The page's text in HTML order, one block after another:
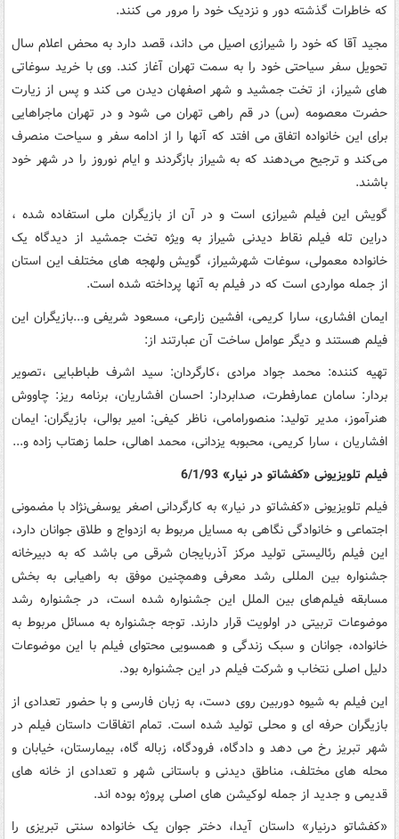
که خاطرات گذشته دور و نزدیک خود را مرور می کنند.
مجید آقا که خود را شیرازی اصیل می داند، قصد دارد به محض اعلام سال
تحویل سفر سیاحتی خود را به سمت تهران آغاز کند. وی با خرید سوغاتی
های شیراز، از تخت جمشید و شهر اصفهان دیدن می کند و پس از زیارت
حضرت معصومه (س) در قم راهی تهران می شود و در تهران ماجراهایی
برای این خانواده اتفاق می افتد که آنها را از ادامه سفر و سیاحت منصرف
می‌کند و ترجیح می‌دهند که به شیراز بازگردند و ایام نوروز را در شهر خود
باشند.
گویش این فیلم شیرازی است و در آن از بازیگران ملی استفاده شده ،
دراین تله فیلم نقاط دیدنی شیراز به ویژه تخت جمشید از دیدگاه یک
خانواده معمولی، سوغات شهرشیراز، گویش ولهجه های مختلف این استان
از جمله مواردی است که در فیلم به آنها پرداخته شده است.
ایمان افشاری، سارا کریمی، افشین زارعی، مسعود شریفی و...بازیگران این
فیلم هستند و دیگر عوامل ساخت آن عبارتند از:
تهیه کننده: محمد جواد مرادی ،کارگردان: سید اشرف طباطبایی ،تصویر
بردار: سامان عمارفطرت، صدابردار: احسان افشاریان، برنامه ریز: چاووش
هنرآموز، مدیر تولید: منصورامامی، ناظر کیفی: امیر بوالی، بازیگران: ایمان
افشاریان ، سارا کریمی، محبوبه یزدانی، محمد اهالی، حلما زهتاب زاده و...
فیلم تلویزیونی «کفشاتو در نیار» 6/1/93
فیلم تلویزیونی «کفشاتو در نیار» به کارگردانی اصغر یوسفی‌نژاد با مضمونی
اجتماعی و خانوادگی نگاهی به مسایل مربوط به ازدواج و طلاق جوانان دارد،
این فیلم رئالیستی تولید مرکز آذربایجان‌ شرقی می باشد که به دبیرخانه‌
جشنواره بین المللی رشد معرفی وهمچنین موفق به راهیابی به بخش
مسابقه‌ فیلم‌های بین الملل این جشنواره شده است، در جشنواره‌ رشد
موضوعات تربیتی در اولویت قرار دارند. توجه جشنواره به مسائل مربوط به
خانواده‌، جوانان و سبک زندگی و همسویی محتوای فیلم با این موضوعات
دلیل اصلی نتخاب و شرکت فیلم در این جشنواره بود.
این فیلم به شیوه دوربین روی دست، به زبان فارسی و با حضور تعدادی از
بازیگران حرفه ای و محلی تولید شده است. تمام اتفاقات داستان فیلم در
شهر تبریز رخ می دهد و دادگاه، فرودگاه، زباله گاه، بیمارستان، خیابان و
محله های مختلف، مناطق دیدنی و باستانی شهر و تعدادی از خانه های
قدیمی و جدید از جمله لوکیشن های اصلی پروژه بوده اند.
«کفشاتو درنیار» داستان آیدا، دختر جوان یک خانواده سنتی تبریزی را